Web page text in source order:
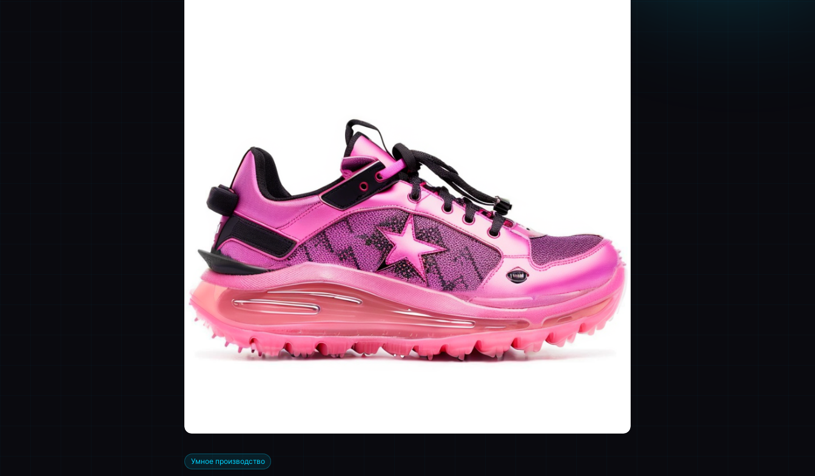
Умное производство